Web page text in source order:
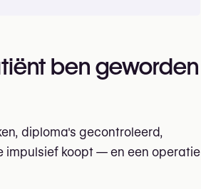
ben geworden
diploma's gecontroleerd,
impulsief koopt — en een operatie